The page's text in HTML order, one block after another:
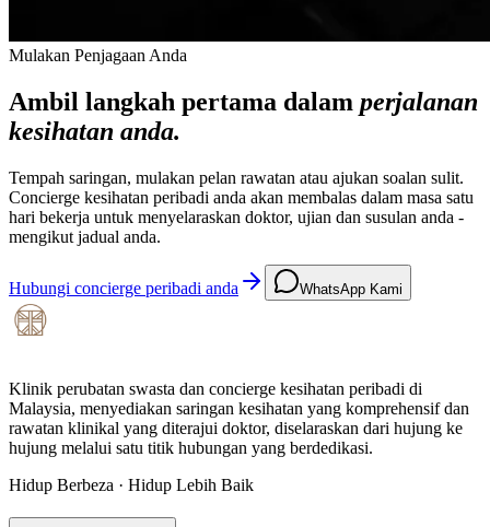
Mulakan Penjagaan Anda
Ambil langkah pertama dalam perjalanan
kesihatan anda.
Tempah saringan, mulakan pelan rawatan atau ajukan soalan sulit.
Concierge kesihatan peribadi anda akan membalas dalam masa satu
hari bekerja untuk menyelaraskan doktor, ujian dan susulan anda -
mengikut jadual anda.
Hubungi concierge peribadi anda WhatsApp Kami
Klinik perubatan swasta dan concierge kesihatan peribadi di
Malaysia, menyediakan saringan kesihatan yang komprehensif dan
rawatan klinikal yang diterajui doktor, diselaraskan dari hujung ke
hujung melalui satu titik hubungan yang berdedikasi.
Hidup Berbeza · Hidup Lebih Baik